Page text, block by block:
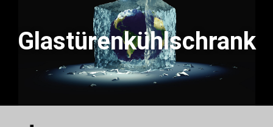
Glastürenkühlschrank